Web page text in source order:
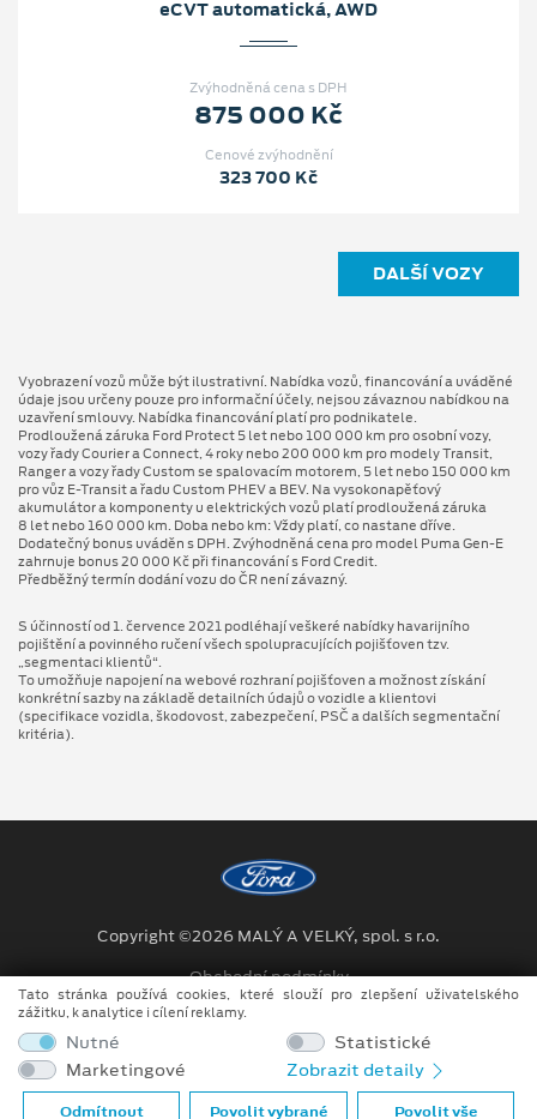
eCVT automatická, AWD
Zvýhodněná cena s DPH
875 000 Kč
Cenové zvýhodnění
323 700 Kč
DALŠÍ VOZY
Vyobrazení vozů může být ilustrativní. Nabídka vozů, financování a uváděné
údaje jsou určeny pouze pro informační účely, nejsou závaznou nabídkou na
uzavření smlouvy. Nabídka financování platí pro podnikatele.
Prodloužená záruka Ford Protect 5 let nebo 100 000 km pro osobní vozy,
vozy řady Courier a Connect, 4 roky nebo 200 000 km pro modely Transit,
Ranger a vozy řady Custom se spalovacím motorem, 5 let nebo 150 000 km
pro vůz E-Transit a řadu Custom PHEV a BEV. Na vysokonapěťový
akumulátor a komponenty u elektrických vozů platí prodloužená záruka
8 let nebo 160 000 km. Doba nebo km: Vždy platí, co nastane dříve.
Dodatečný bonus uváděn s DPH. Zvýhodněná cena pro model Puma Gen⁠-⁠E
zahrnuje bonus 20 000 Kč při financování s Ford Credit.
Předběžný termín dodání vozu do ČR není závazný.
S účinností od 1. července 2021 podléhají veškeré nabídky havarijního
pojištění a povinného ručení všech spolupracujících pojišťoven tzv.
„segmentaci klientů“.
To umožňuje napojení na webové rozhraní pojišťoven a možnost získání
konkrétní sazby na základě detailních údajů o vozidle a klientovi
(specifikace vozidla, škodovost, zabezpečení, PSČ a dalších segmentační
kritéria).
Copyright ©2026 MALÝ A VELKÝ, spol. s r.o.
Obchodní podmínky
Ochrana osobních údajů
Prohlášení o zpracování údajů konečných zákazníků
Při tvorbě videí a obrázků na tomto webu je využíváno kombinace
Tato stránka používá cookies, které slouží pro zlepšení uživatelského
zážitku, k analytice i cílení reklamy.
Nutné
Statistické
Marketingové
Zobrazit detaily
Odmítnout Povolit vybrané Povolit vše